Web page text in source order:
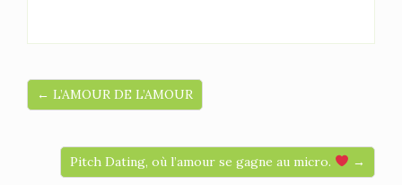
← L’AMOUR DE L’AMOUR
Pitch Dating, où l’amour se gagne au micro. ‍ →